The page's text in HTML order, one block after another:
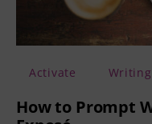
Activate Writing
How to Prompt